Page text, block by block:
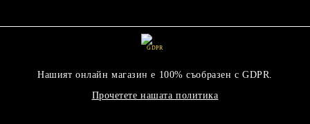
GDPR
Нашият онлайн магазин е 100% съобразен с GDPR.
Прочетете нашата политика